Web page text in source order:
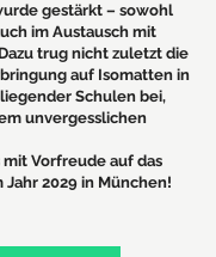
gestärkt – sowohl
im Austausch mit
trug nicht zuletzt die
auf Isomatten in
Schulen bei,
unvergesslichen
Vorfreude auf das
2029 in München!